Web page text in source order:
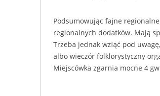
Podsumowując fajne
regionalnych dodatków. Mają
Trzeba jednak wziąć pod
albo wieczór folklorystyczny
Miejscówka zgarnia mocne 4